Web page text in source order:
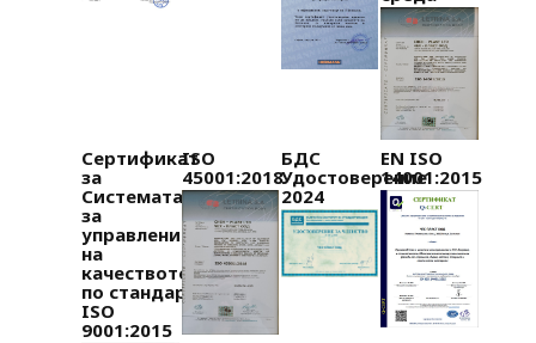
Сертификат
за
Системата
за
управление
на
качеството
по стандарт
ISO
9001:2015
ISO
45001:2018
БДС
Удостоверение
2024
EN ISO
14001:2015